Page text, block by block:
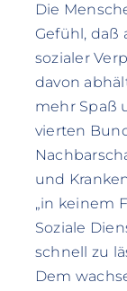
Die
Gefühl, daß
sozialer
davon
mehr Spaß
vierten
und
„in keinem
Soziale
schnell zu
Dem